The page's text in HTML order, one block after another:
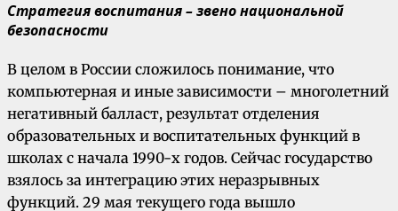
Стратегия воспитания – звено национальной
безопасности
В целом в России сложилось понимание, что
компьютерная и иные зависимости – многолетний
негативный балласт, результат отделения
образовательных и воспитательных функций в
школах с начала 1990-х годов. Сейчас государство
взялось за интеграцию этих неразрывных
функций. 29 мая текущего года вышло